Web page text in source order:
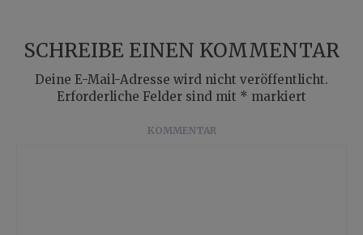
SCHREIBE EINEN KOMMENTAR
Deine E-Mail-Adresse wird nicht veröffentlicht.
Erforderliche Felder sind mit * markiert
KOMMENTAR